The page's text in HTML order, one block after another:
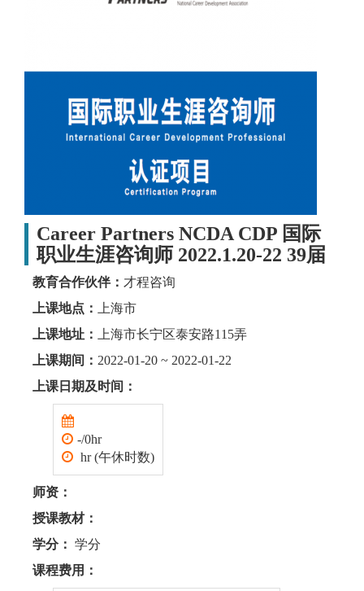
Career Partners NCDA CDP 国际
职业生涯咨询师 2022.1.20-22 39届
教育合作伙伴： 才程咨询
上课地点：
上海市
上课地址：
上海市长宁区泰安路115弄
上课期间： 2022-01-20 ~ 2022-01-22
上课日期及时间：
-/0hr
hr (午休时数)
师资：
授课教材：
学分： 学分
课程费用：